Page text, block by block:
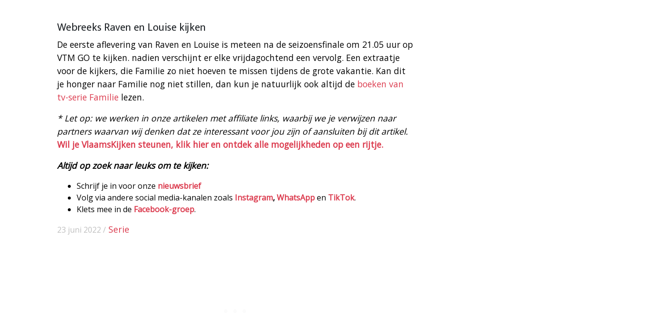
Webreeks Raven en Louise kijken
De eerste aflevering van Raven en Louise is meteen na de seizoensfinale om 21.05 uur op
VTM GO te kijken. nadien verschijnt er elke vrijdagochtend een vervolg. Een extraatje
voor de kijkers, die Familie zo niet hoeven te missen tijdens de grote vakantie. Kan dit
je honger naar Familie nog niet stillen, dan kun je natuurlijk ook altijd de boeken van
tv-serie Familie lezen.
* Let op: we werken in onze artikelen met affiliate links, waarbij we je verwijzen naar
partners waarvan wij denken dat ze interessant voor jou zijn of aansluiten bij dit artikel.
Wil je VlaamsKijken steunen, klik hier en ontdek alle mogelijkheden op een rijtje.
Altijd op zoek naar leuks om te kijken:
Schrijf je in voor onze nieuwsbrief
Volg via andere social media-kanalen zoals Instagram,WhatsAppen TikTok.
Klets mee in de Facebook-groep.
23 juni 2022 / Serie